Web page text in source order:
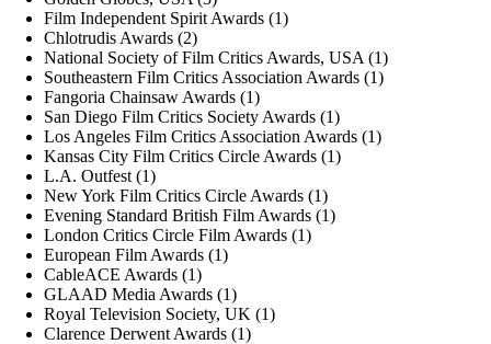
Film Independent Spirit Awards (1)
Chlotrudis Awards (2)
National Society of Film Critics Awards, USA (1)
Southeastern Film Critics Association Awards (1)
Fangoria Chainsaw Awards (1)
San Diego Film Critics Society Awards (1)
Los Angeles Film Critics Association Awards (1)
Kansas City Film Critics Circle Awards (1)
L.A. Outfest (1)
New York Film Critics Circle Awards (1)
Evening Standard British Film Awards (1)
London Critics Circle Film Awards (1)
European Film Awards (1)
CableACE Awards (1)
GLAAD Media Awards (1)
Royal Television Society, UK (1)
Clarence Derwent Awards (1)